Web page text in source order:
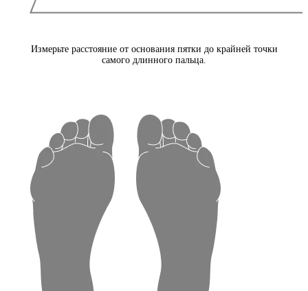
Измерьте расстояние от основания пятки до крайней точки
самого длинного пальца.